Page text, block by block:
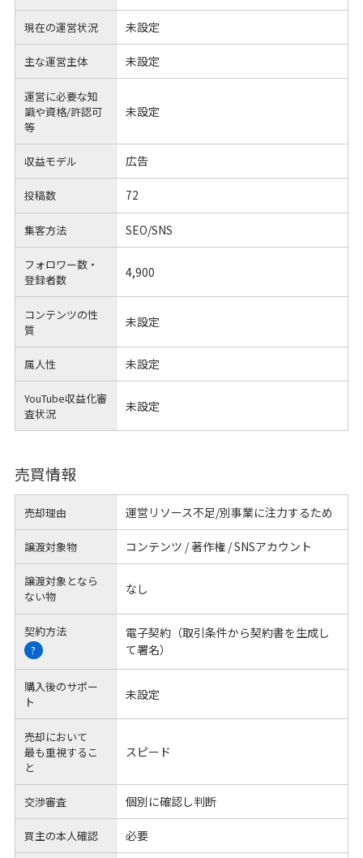
現在の運営状況 未設定
主な運営主体 未設定
運営に必要な知
識や資格/許認可
等
未設定
収益モデル 広告
投稿数 72
集客方法 SEO/SNS
フォロワー数・
登録者数
4,900
コンテンツの性
質
未設定
属人性 未設定
YouTube収益化審
査状況
未設定
売買情報
売却理由 運営リソース不足/別事業に注力するため
譲渡対象物 コンテンツ / 著作権 / SNSアカウント
譲渡対象となら
ない物
なし
契約方法
?
電子契約（取引条件から契約書を生成し
て署名）
購入後のサポー
ト
未設定
売却において
最も重視するこ
と
スピード
交渉審査 個別に確認し判断
買主の本人確認 必要